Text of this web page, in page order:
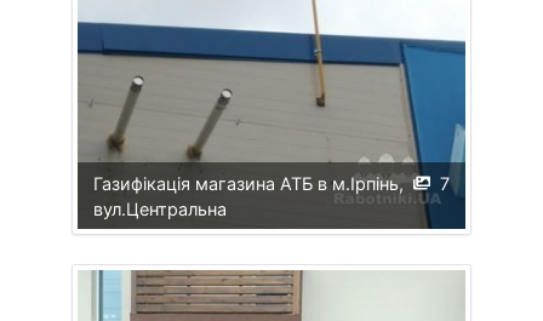
7
Газифікація магазина АТБ в м.Ірпінь,
вул.Центральна